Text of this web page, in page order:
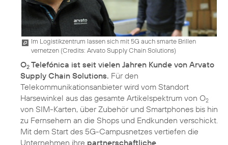
Im Logistikzentrum lassen sich mit 5G auch smarte Brillen
vernetzen (Credits: Arvato Supply Chain Solutions)
O2 Telefónica ist seit vielen Jahren Kunde von Arvato
Supply Chain Solutions. Für den
Telekommunikationsanbieter wird vom Standort
Harsewinkel aus das gesamte Artikelspektrum von O2
von SIM-Karten, über Zubehör und Smartphones bis hin
zu Fernsehern an die Shops und Endkunden verschickt.
Mit dem Start des 5G-Campusnetzes vertiefen die
Unternehmen ihre partnerschaftliche